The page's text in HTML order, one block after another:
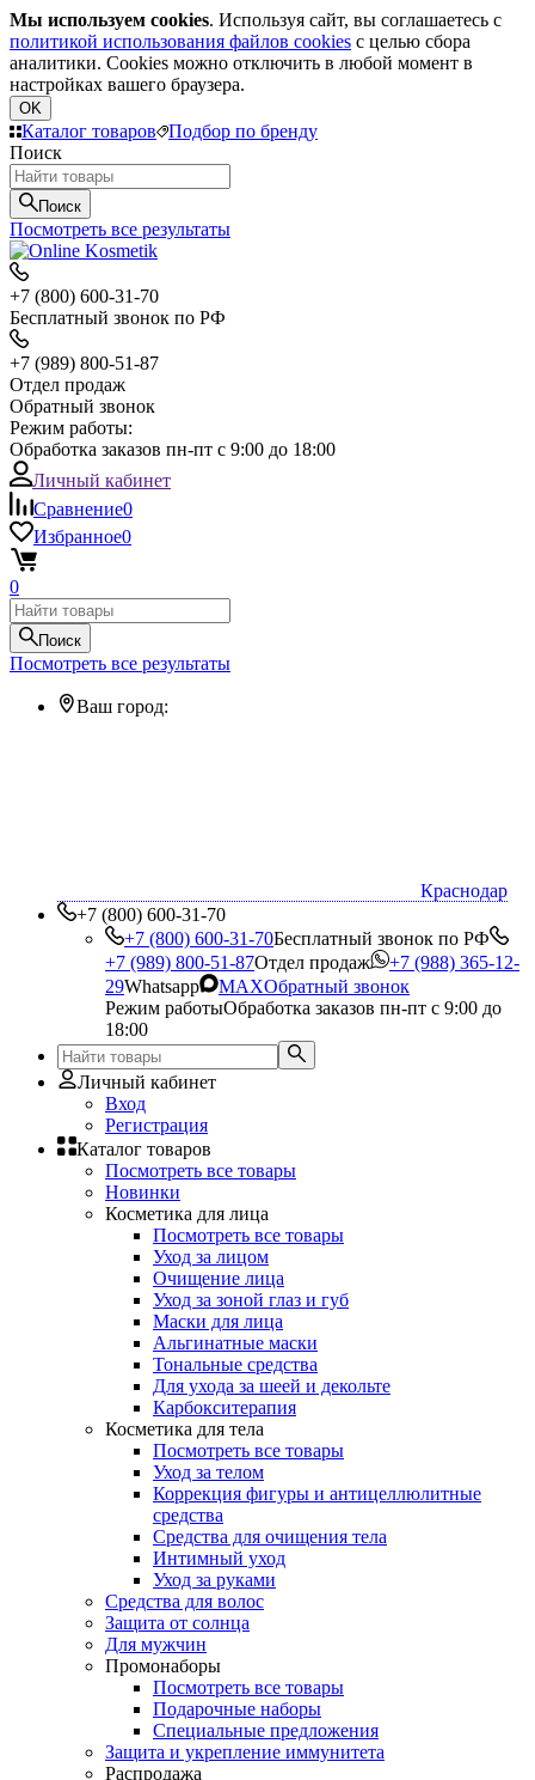
Мы используем cookies. Используя сайт, вы соглашаетесь с
политикой использования файлов cookies с целью сбора
аналитики. Cookies можно отключить в любой момент в
настройках вашего браузера.
OK
Каталог товаров
Подбор по бренду
Поиск
Поиск
Посмотреть все результаты
+7 (800) 600-31-70
Бесплатный звонок по РФ
+7 (989) 800-51-87
Отдел продаж
Обратный звонок
Режим работы:
Обработка заказов пн-пт с 9:00 до 18:00
Личный кабинет
Сравнение0
Избранное0
0
Поиск
Посмотреть все результаты
Ваш город:
Краснодар
+7 (800) 600-31-70
+7 (800) 600-31-70Бесплатный звонок по РФ
+7 (989) 800-51-87Отдел продаж
+7 (988) 365-12-
29Whatsapp MAXОбратный звонок
Режим работыОбработка заказов пн-пт с 9:00 до
18:00
Личный кабинет
Вход
Регистрация
Каталог товаров
Посмотреть все товары
Новинки
Косметика для лица
Посмотреть все товары
Уход за лицом
Очищение лица
Уход за зоной глаз и губ
Маски для лица
Альгинатные маски
Тональные средства
Для ухода за шеей и декольте
Карбокситерапия
Косметика для тела
Посмотреть все товары
Уход за телом
Коррекция фигуры и антицеллюлитные
средства
Средства для очищения тела
Интимный уход
Уход за руками
Средства для волос
Защита от солнца
Для мужчин
Промонаборы
Посмотреть все товары
Подарочные наборы
Специальные предложения
Защита и укрепление иммунитета
Распродажа